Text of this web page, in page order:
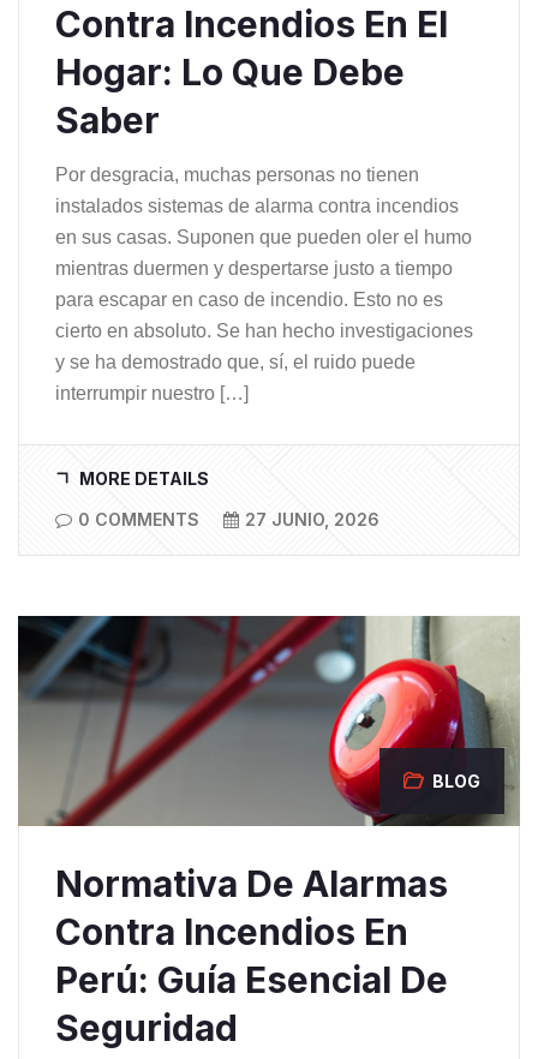
Contra Incendios En El
Hogar: Lo Que Debe
Saber
Por desgracia, muchas personas no tienen
instalados sistemas de alarma contra incendios
en sus casas. Suponen que pueden oler el humo
mientras duermen y despertarse justo a tiempo
para escapar en caso de incendio. Esto no es
cierto en absoluto. Se han hecho investigaciones
y se ha demostrado que, sí, el ruido puede
interrumpir nuestro […]
MORE DETAILS
0 COMMENTS
27 JUNIO, 2026
BLOG
Normativa De Alarmas
Contra Incendios En
Perú: Guía Esencial De
Seguridad